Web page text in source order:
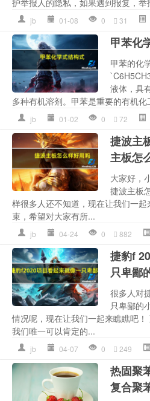
护举报人的隐私，如果遇到报复，举
jb 01-08 0 31
甲苯化
甲苯的化
液体，具
多种有机溶剂。甲苯是重要的有机
jb 01-02 0 72
捷波主
主板怎
大家好，
捷波主板
样很多人还不知道，现在让我们一
束，希望对大家有所...
jb 04-24 0 882
捷豹f
只卑鄙
很多人对
只卑鄙的
情况呢，现在让我们一起来瞧瞧吧！
我们唯一可以肯定的...
jb 04-07 0 249
热固聚
复合聚